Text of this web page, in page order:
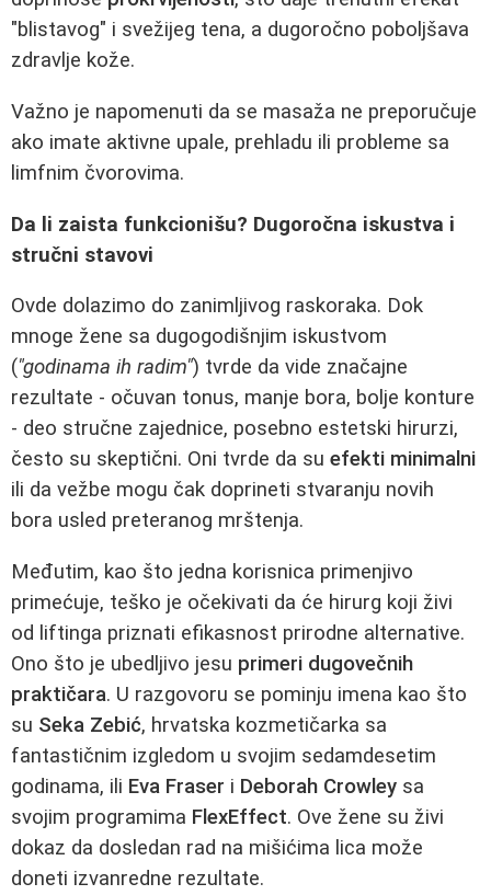
"blistavog" i svežijeg tena, a dugoročno poboljšava
zdravlje kože.
Važno je napomenuti da se masaža ne preporučuje
ako imate aktivne upale, prehladu ili probleme sa
limfnim čvorovima.
Da li zaista funkcionišu? Dugoročna iskustva i
stručni stavovi
Ovde dolazimo do zanimljivog raskoraka. Dok
mnoge žene sa dugogodišnjim iskustvom
("godinama ih radim") tvrde da vide značajne
rezultate - očuvan tonus, manje bora, bolje konture
- deo stručne zajednice, posebno estetski hirurzi,
često su skeptični. Oni tvrde da su efekti minimalni
ili da vežbe mogu čak doprineti stvaranju novih
bora usled preteranog mrštenja.
Međutim, kao što jedna korisnica primenjivo
primećuje, teško je očekivati da će hirurg koji živi
od liftinga priznati efikasnost prirodne alternative.
Ono što je ubedljivo jesu primeri dugovečnih
praktičara. U razgovoru se pominju imena kao što
su Seka Zebić, hrvatska kozmetičarka sa
fantastičnim izgledom u svojim sedamdesetim
godinama, ili Eva Fraser i Deborah Crowley sa
svojim programima FlexEffect. Ove žene su živi
dokaz da dosledan rad na mišićima lica može
doneti izvanredne rezultate.